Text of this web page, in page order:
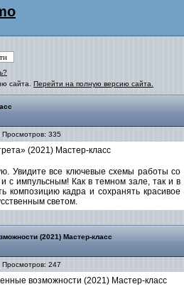
сайта. Перейти на полную версию сайта.
335
Увидите все ключевые схемы работы со
с импульсным! Как в темном зале, так и в
композицию кадра и сохранять красивое
светом.
(2021) Мастер-класс
247